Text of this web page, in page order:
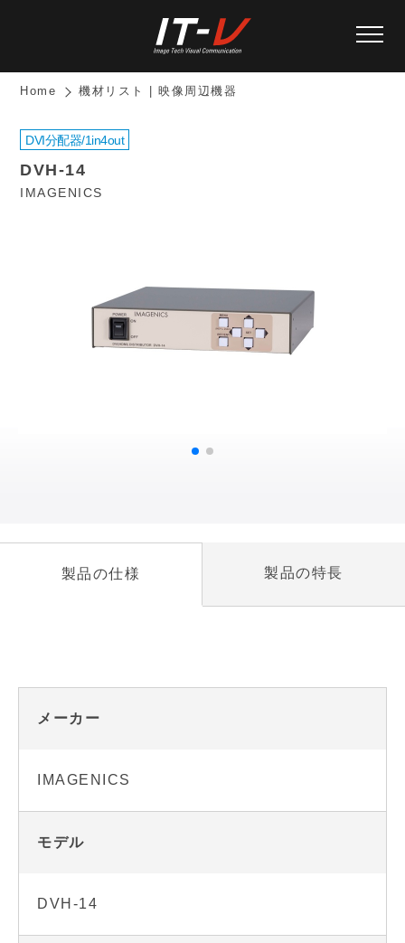
Home 機材リスト | 映像周辺機器
DVI分配器/1in4out
DVH-14
IMAGENICS
製品の仕様
メーカー
IMAGENICS
モデル
DVH-14
製品の特長